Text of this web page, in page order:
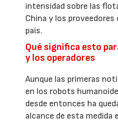
intensidad sobre las
China y los proveedores
país.
Qué significa esto
y los operadores
Aunque las primeras
en los robots
desde entonces ha
alcance de esta medida